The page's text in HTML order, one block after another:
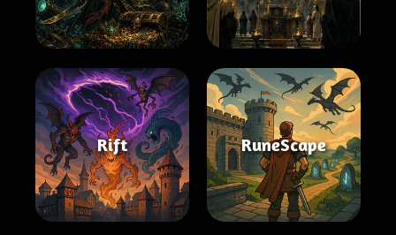
Rift RuneScape